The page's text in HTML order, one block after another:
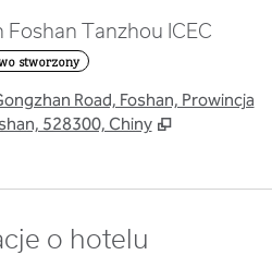
Foshan Tanzhou ICEC
stworzony
Road, Foshan, Prowincja
528300, Chiny
o hotelu